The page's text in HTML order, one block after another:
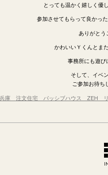
とっても温かく嬉しく優
参加させてもらって良かっ
ありがとう
かわいいＹくんとま
事務所にも遊び
そして、イベ
ご参加お待ち
庫 注文住宅 パッシブハウス ZEH